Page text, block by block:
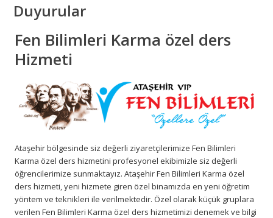
Duyurular
Fen Bilimleri Karma özel ders
Hizmeti
Ataşehir bölgesinde siz değerli ziyaretçilerimize Fen Bilimleri
Karma özel ders hizmetini profesyonel ekibimizle siz değerli
öğrencilerimize sunmaktayız. AtaşehirFen Bilimleri Karma özel
ders hizmeti, yeni hizmete giren özel binamızda en yeni öğretim
yöntem ve teknikleri ile verilmektedir. Özel olarak küçük gruplara
verilen Fen Bilimleri Karma özel ders hizmetimizi denemek ve bilgi